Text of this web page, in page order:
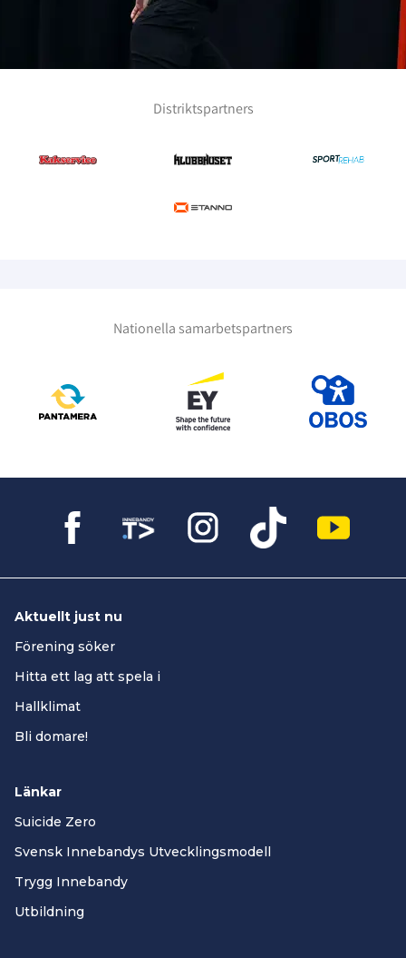
Distriktspartners
Nationella samarbetspartners
Aktuellt just nu
Förening söker
Hitta ett lag att spela i
Hallklimat
Bli domare!
Länkar
Suicide Zero
Svensk Innebandys Utvecklingsmodell
Trygg Innebandy
Utbildning